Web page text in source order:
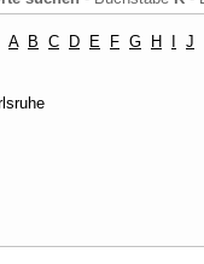
A B C D E F G H J